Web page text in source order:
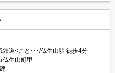
鉄道<こと･･･/仏生山駅 徒歩4分
仏生山町甲